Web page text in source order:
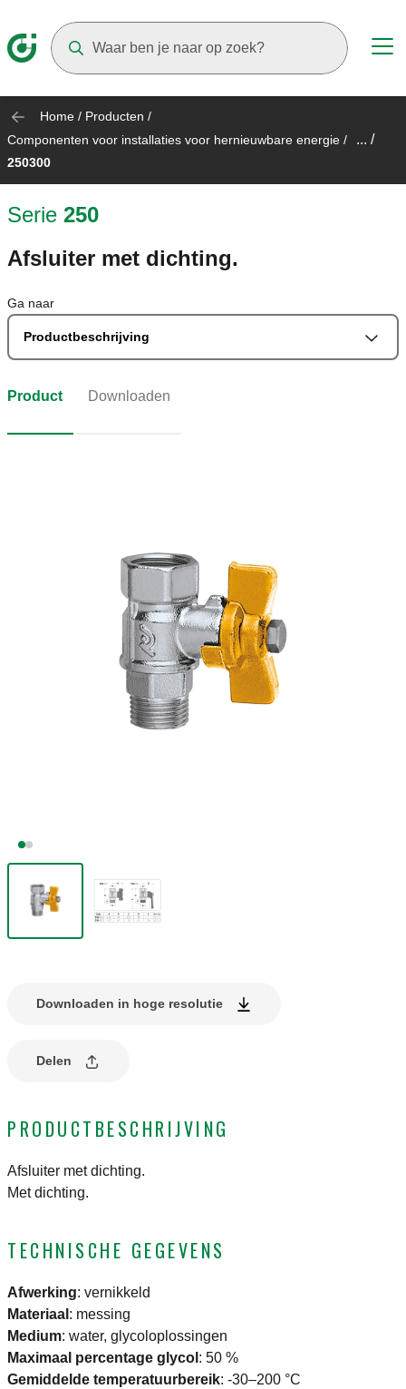
Home / Producten /
Componenten voor installaties voor hernieuwbare energie / ... /
250300
Serie 250
Afsluiter met dichting.
Ga naar
Productbeschrijving
Product Downloaden
Downloaden in hoge resolutie
Delen
PRODUCTBESCHRIJVING
Afsluiter met dichting.
Met dichting.
TECHNISCHE GEGEVENS
Afwerking: vernikkeld
Materiaal : messing
Medium: water, glycoloplossingen
Maximaal percentage glycol : 50 %
Gemiddelde temperatuurbereik: -30–200 °C